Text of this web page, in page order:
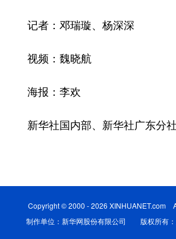
记者：邓瑞璇、杨深深
视频：魏晓航
海报：李欢
新华社国内部、新华社广东分
Copyright © 2000 - 2026 XINHUANET.com
制作单位：新华网股份有限公司 版权所有：